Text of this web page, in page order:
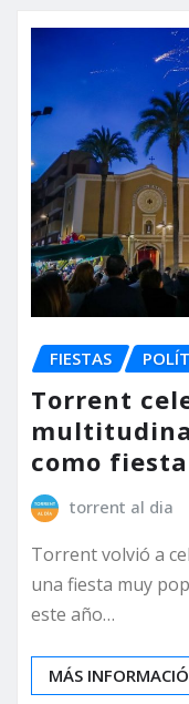
FIESTAS
Torrent
como
torrent al dia
Torrent volvió a
una fiesta muy
este año…
MÁS